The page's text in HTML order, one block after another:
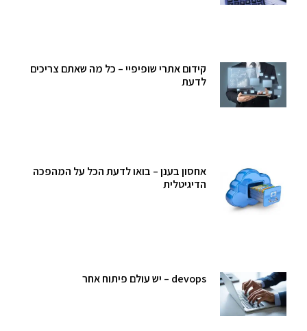
קידום אתרי שופיפיי – כל מה שאתם צריכים
לדעת
אחסון בענן – בואו לדעת הכל על המהפכה
הדיגיטלית
devops – יש עולם פיתוח אחר